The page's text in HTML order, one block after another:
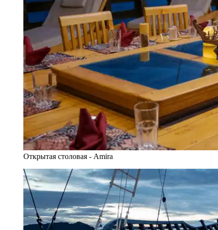
Открытая столовая - Amira